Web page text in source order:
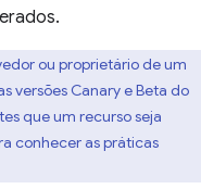
ou proprietário de um
versões Canary e Beta do
que um recurso seja
conhecer as práticas